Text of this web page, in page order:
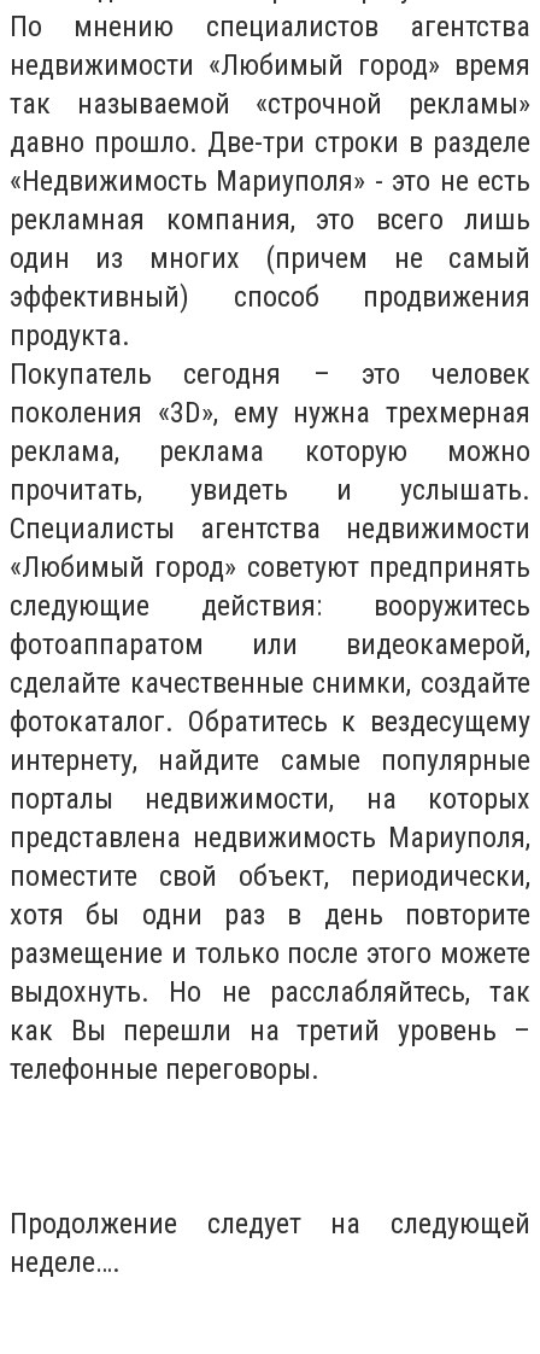
По мнению специалистов агентства
недвижимости «Любимый город» время
так называемой «строчной рекламы»
давно прошло. Две-три строки в разделе
«Недвижимость Мариуполя» - это не есть
рекламная компания, это всего лишь
один из многих (причем не самый
эффективный) способ продвижения
продукта.
Покупатель сегодня – это человек
поколения «3D», ему нужна трехмерная
реклама, реклама которую можно
прочитать, увидеть и услышать.
Специалисты агентства недвижимости
«Любимый город» советуют предпринять
следующие действия: вооружитесь
фотоаппаратом или видеокамерой,
сделайте качественные снимки, создайте
фотокаталог. Обратитесь к вездесущему
интернету, найдите самые популярные
порталы недвижимости, на которых
представлена недвижимость Мариуполя,
поместите свой объект, периодически,
хотя бы одни раз в день повторите
размещение и только после этого можете
выдохнуть. Но не расслабляйтесь, так
как Вы перешли на третий уровень –
телефонные переговоры.
Продолжение следует на следующей
неделе….